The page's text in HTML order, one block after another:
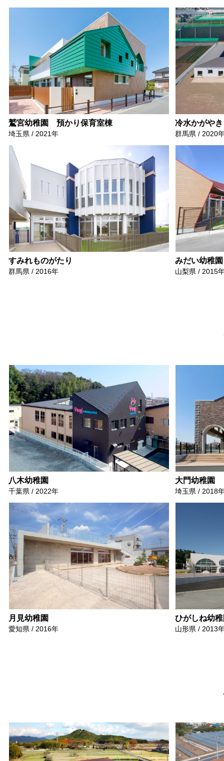
鷲宮幼稚園 預かり保育室棟
埼玉県 / 2021年
冷水かがや
群馬県 / 2020
すみれものがたり
群馬県 / 2016年
みだい幼稚園
山梨県 / 2015
八木幼稚園
千葉県 / 2022年
大門幼稚園
埼玉県 / 2018
月見幼稚園
愛知県 / 2016年
ひがしね幼
山形県 / 2013